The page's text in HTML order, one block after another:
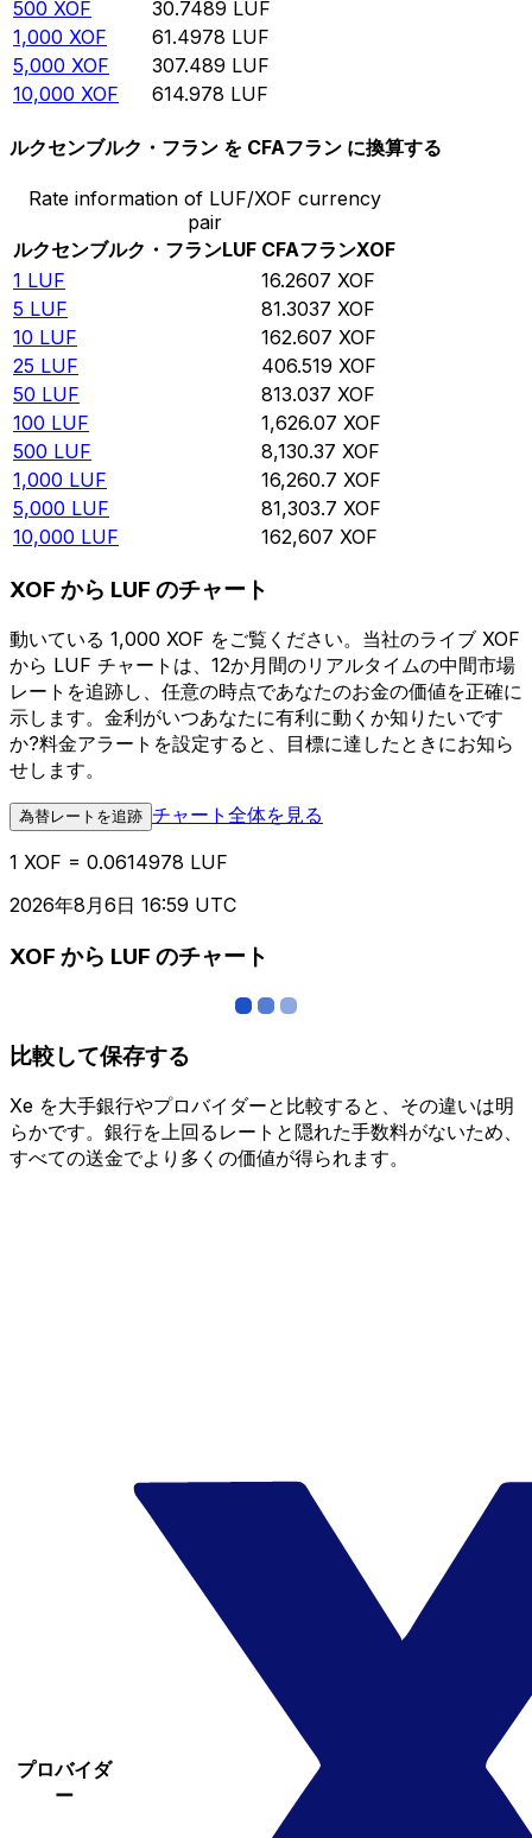
500 XOF 30.7489 LUF
1,000 XOF 61.4978 LUF
5,000 XOF 307.489 LUF
10,000 XOF 614.978 LUF
ルクセンブルク・フラン を CFAフラン に換算する
Rate information of LUF/XOF currency
pair
ルクセンブルク・フランLUF CFAフランXOF
1 LUF 16.2607 XOF
5 LUF 81.3037 XOF
10 LUF 162.607 XOF
25 LUF 406.519 XOF
50 LUF 813.037 XOF
100 LUF 1,626.07 XOF
500 LUF 8,130.37 XOF
1,000 LUF 16,260.7 XOF
5,000 LUF 81,303.7 XOF
10,000 LUF 162,607 XOF
XOF から LUF のチャート
動いている 1,000 XOF をご覧ください。当社のライブ XOF
から LUF チャートは、12か月間のリアルタイムの中間市場
レートを追跡し、任意の時点であなたのお金の価値を正確に
示します。金利がいつあなたに有利に動くか知りたいです
か?料金アラートを設定すると、目標に達したときにお知ら
せします。
為替レートを追跡 チャート全体を見る
1 XOF = 0.0614978 LUF
2026年8月6日 16:59 UTC
XOF から LUF のチャート
比較して保存する
Xe を大手銀行やプロバイダーと比較すると、その違いは明
らかです。銀行を上回るレートと隠れた手数料がないため、
すべての送金でより多くの価値が得られます。
プロバイダ
ー